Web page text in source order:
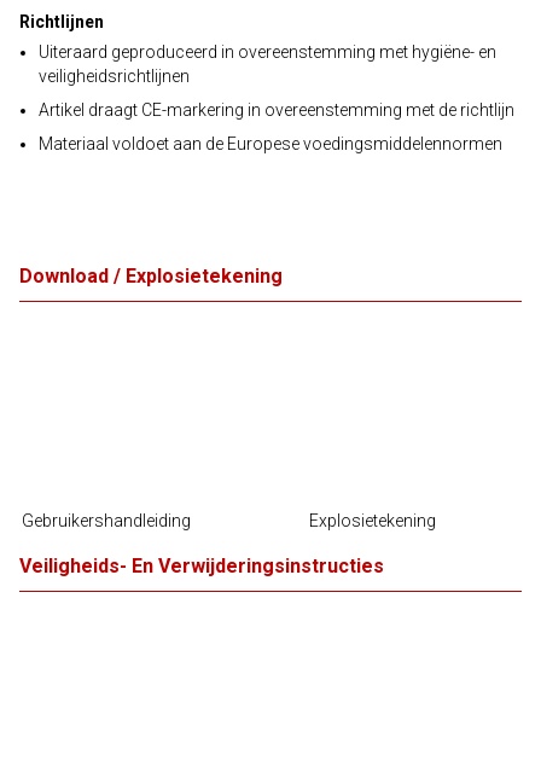
Richtlijnen
Uiteraard geproduceerd in overeenstemming met hygiëne- en
veiligheidsrichtlijnen
Artikel draagt CE-markering in overeenstemming met de richtlijn
Materiaal voldoet aan de Europese voedingsmiddelennormen
Download / Explosietekening
Gebruikershandleiding Explosietekening
Veiligheids- En Verwijderingsinstructies